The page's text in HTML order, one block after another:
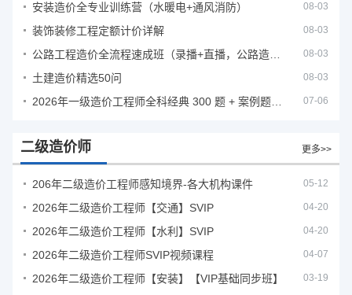
安装造价全专业训练营（水暖电+通风消防） 08-03
装饰装修工程定额计价详解 08-03
08-03
土建造价精选50问 08-03
07-06
二级造价师 更多>>
206年二级造价工程师感知境界-各大机构课件 05-12
2026年二级造价工程师【交通】SVIP 04-20
2026年二级造价工程师【水利】SVIP 04-20
2026年二级造价工程师SVIP视频课程 04-07
2026年二级造价工程师【安装】【VIP基础同步班】 03-19